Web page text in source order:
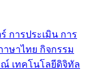
การประเมิน การ
าษาไทย กิจกรรม
ณ์ เทคโนโลยีดิจิทัล